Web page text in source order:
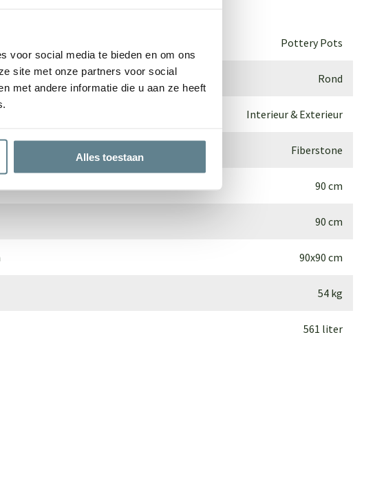
voor social media te bieden en om ons
site met onze partners voor social
met andere informatie die u aan ze heeft
Alles toestaan
Pottery Pots
Rond
Interieur & Exterieur
Fiberstone
90 cm
90 cm
90x90 cm
54 kg
561 liter